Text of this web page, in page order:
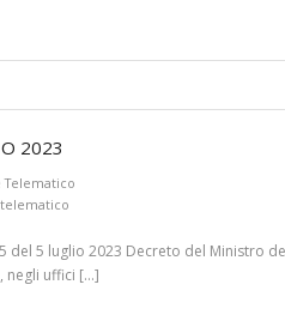
2023
Telematico
155 del 5 luglio 2023 Decreto del Ministro
negli uffici […]